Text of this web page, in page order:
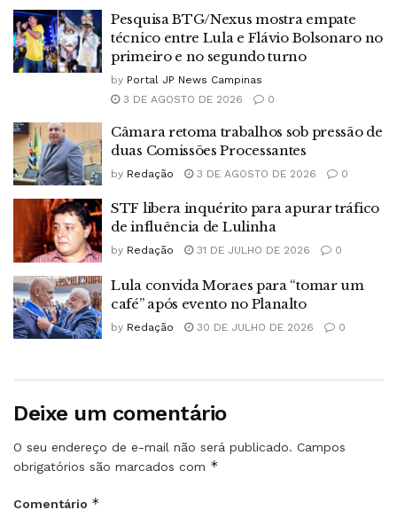
Pesquisa BTG/Nexus mostra empate
técnico entre Lula e Flávio Bolsonaro no
primeiro e no segundo turno
by Portal JP News Campinas
3 DE AGOSTO DE 2026
0
Câmara retoma trabalhos sob pressão de
duas Comissões Processantes
by Redação 3 DE AGOSTO DE 2026 0
STF libera inquérito para apurar tráfico
de influência de Lulinha
by Redação 31 DE JULHO DE 2026 0
Lula convida Moraes para “tomar um
café” após evento no Planalto
by Redação 30 DE JULHO DE 2026 0
Deixe um comentário
O seu endereço de e-mail não será publicado. Campos
obrigatórios são marcados com *
Comentário *